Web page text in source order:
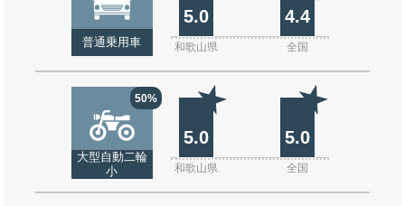
普通乗用車
5.0 4.4
和歌山県 全国
50%
大型自動二輪
小
5.0 5.0
和歌山県 全国